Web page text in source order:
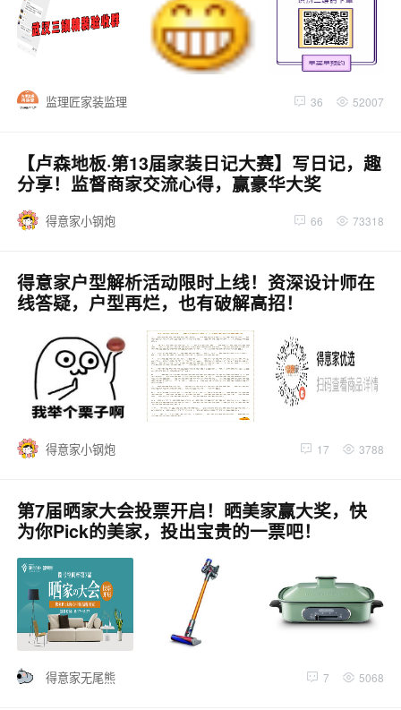
监理匠家装监理 36 52007
【卢森地板·第13届家装日记大赛】写日记，趣
分享！监督商家交流心得，赢豪华大奖
得意家小钢炮 66 73318
得意家户型解析活动限时上线！资深设计师在
线答疑，户型再烂，也有破解高招！
得意家小钢炮 17 3788
第7届晒家大会投票开启！晒美家赢大奖，快
为你Pick的美家，投出宝贵的一票吧！
得意家无尾熊 7 5068